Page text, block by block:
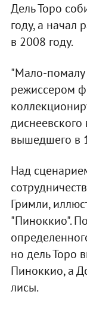
Дель Торо
году, а начал
в 2008 году.
"Мало-помалу
режиссером
вышедшего в
Над
Гримли,
"Пиноккио".
но дель Торо
Пиноккио, а
лисы.